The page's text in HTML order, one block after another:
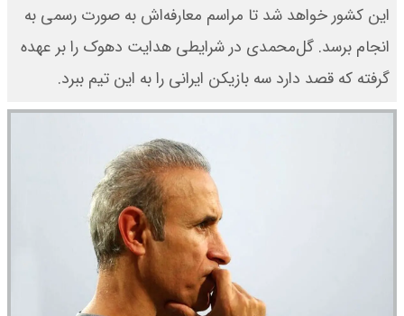
این کشور خواهد شد تا مراسم معارفه‌اش به صورت رسمی به
انجام برسد. گل‌محمدی در شرایطی هدایت دهوک را بر عهده
گرفته که قصد دارد سه بازیکن ایرانی را به این تیم ببرد.